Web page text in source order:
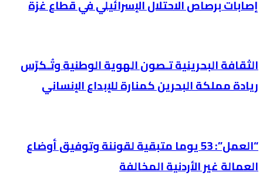
إصابات برصاص الاحتلال الإسرائيلي في قطاع غزة
الثقافة البحرينية تـصون الهوية الوطنية وتُـكرّس
ريادة مملكة البحرين كمنارة للإبداع الإنساني
“العمل”: 53 يوما متبقية لقوننة وتوفيق أوضاع
العمالة غير الأردنية المخالفة